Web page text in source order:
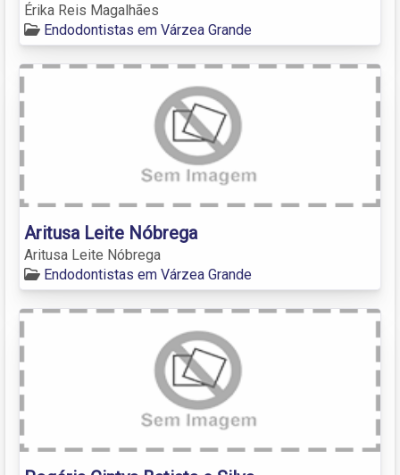
Érika Reis Magalhães
Endodontistas em Várzea Grande
Aritusa Leite Nóbrega
Aritusa Leite Nóbrega
Endodontistas em Várzea Grande